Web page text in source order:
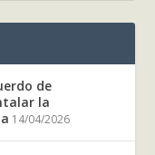
de
la
14/04/2026